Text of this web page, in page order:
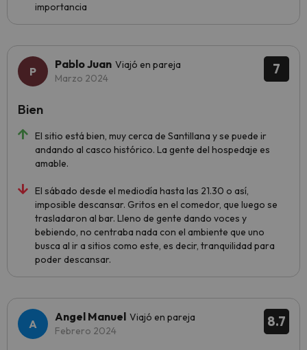
importancia
7
Pablo Juan Viajó en pareja
Marzo 2024
El sitio está bien, muy cerca de Santillana y se puede ir
andando al casco histórico. La gente del hospedaje es
amable.
El sábado desde el mediodía hasta las 21.30 o así,
imposible descansar. Gritos en el comedor, que luego se
trasladaron al bar. Lleno de gente dando voces y
bebiendo, no centraba nada con el ambiente que uno
busca al ir a sitios como este, es decir, tranquilidad para
poder descansar.
Bien
8.7
Angel Manuel Viajó en pareja
Febrero 2024